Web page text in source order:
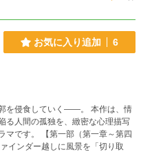
お気に入り追加 6
していく――。 本作は、情
る人間の孤独を、緻密な心理描写
（第一章～第四
インダー越しに風景を「切り取